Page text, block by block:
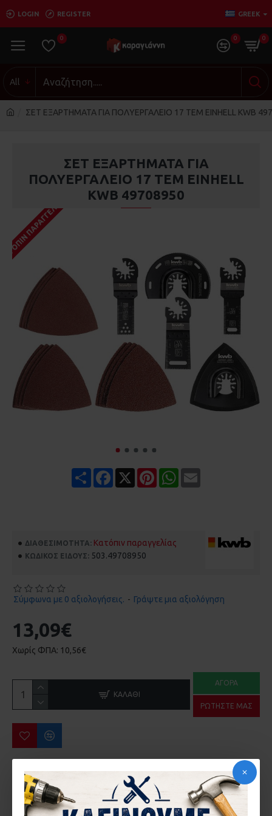
LOGIN REGISTER GREEK
0 0 0
All
ΣΕΤ ΕΞΑΡΤΗΜΑΤΑ ΓΙΑ ΠΟΛΥΕΡΓΑΛΕΙΟ 17 ΤΕΜ EINHELL KWB
ΣΕΤ ΕΞΑΡΤΗΜΑΤΑ ΓΙΑ
ΠΟΛΥΕΡΓΑΛΕΙΟ 17 ΤΕΜ EINHELL
KWB 49708950
ΠΑΡΑΓΓΕΛΊΑΣ
Share Facebook PinterestWhatsApp
ΔΙΑΘΕΣΙΜΌΤΗΤΑ: Κατόπιν παραγγελίας
ΚΩΔΙΚΌΣ ΕΊΔΟΥΣ: 503.49708950
Σύμφωνα με 0 αξιολογήσεις. - Γράψτε μια αξιολόγηση
13,09€
Χωρίς ΦΠΑ: 10,56€
ΚΑΛΆΘΙ
ΑΓΟΡΆ
ΡΩΤΉΣΤΕ ΜΑΣ
ΠΕΡΙΣΣΌΤΕΡΑ ΑΠΌ ΤΗΝ ΙΔΙΑ ΜΆΡΚΑ
Αναδευτήρας Κονιαμάτων KWB 49497625 M14 120x600mm